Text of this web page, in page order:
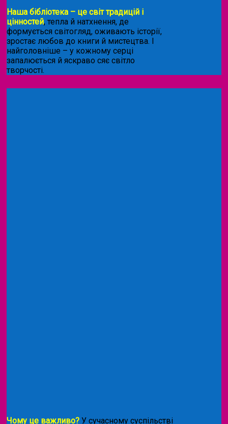
Наша бібліотека – це світ традицій і
цінностей, тепла й натхнення, де
формується світогляд, оживають історії,
зростає любов до книги й мистецтва. І
найголовніше – у кожному серці
запалюється й яскраво сяє світло
творчості.
Чому це важливо? У сучасному суспільстві